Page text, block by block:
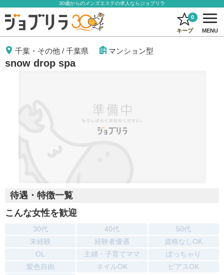
30歳からのメンズエステの求人ならジョブリラ
キープ
0
MENU
千葉・その他 / 千葉県 マンション型
snow drop spa
待遇・特徴一覧
こんな女性を歓迎
30代 40代
50代
未経験
経験者優遇
資格なしOK
OL
主婦・子育てママ
ぽっちゃり
髪色自由
ネイルOK
ピアスOK